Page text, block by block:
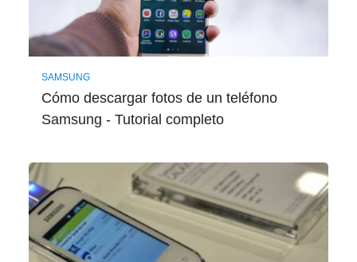
SAMSUNG
Cómo descargar fotos de un teléfono
Samsung - Tutorial completo